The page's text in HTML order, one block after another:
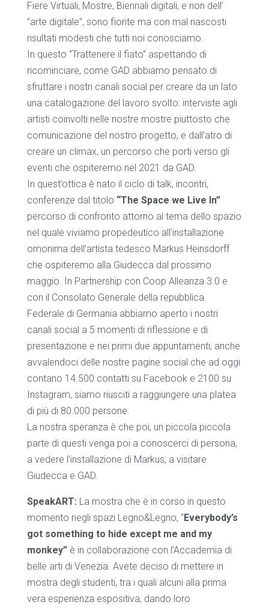
Fiere Virtuali, Mostre, Biennali digitali, e non dell’
”arte digitale”, sono fiorite ma con mal nascosti
risultati modesti che tutti noi conosciamo.
In questo “Trattenere il fiato” aspettando di
ricominciare, come GAD abbiamo pensato di
sfruttare i nostri canali social per creare da un lato
una catalogazione del lavoro svolto: interviste agli
artisti coinvolti nelle nostre mostre piuttosto che
comunicazione del nostro progetto, e dall’atro di
creare un climax, un percorso che porti verso gli
eventi che ospiteremo nel 2021 da GAD.
In quest’ottica è nato il ciclo di talk, incontri,
conferenze dal titolo “The Space we Live In”
percorso di confronto attorno al tema dello spazio
nel quale viviamo propedeutico all’installazione
omonima dell’artista tedesco Markus Heinsdorff
che ospiteremo alla Giudecca dal prossimo
maggio. In Partnership con Coop Alleanza 3.0 e
con il Consolato Generale della repubblica
Federale di Germania abbiamo aperto i nostri
canali social a 5 momenti di riflessione e di
presentazione e nei primi due appuntamenti, anche
avvalendoci delle nostre pagine social che ad oggi
contano 14.500 contatti su Facebook e 2100 su
Instagram, siamo riusciti a raggiungere una platea
di più di 80.000 persone.
La nostra speranza è che poi, un piccola piccola
parte di questi venga poi a conoscerci di persona,
a vedere l’installazione di Markus, a visitare
Giudecca e GAD.
SpeakART: La mostra che è in corso in questo
momento negli spazi Legno&Legno, “Everybody’s
got something to hide except me and my
monkey”è in collaborazione con l’Accademia di
belle arti di Venezia. Avete deciso di mettere in
mostra degli studenti, tra i quali alcuni alla prima
vera esperienza espositiva, dando loro